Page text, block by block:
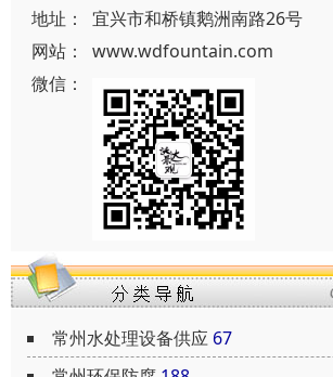
地址：
宜兴市和桥镇鹅洲南路26号
网站：
www.wdfountain.com
微信：
常州水处理设备供应 67